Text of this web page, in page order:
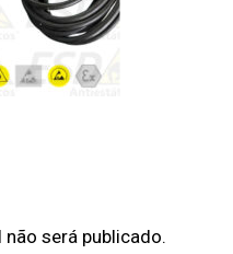
será publicado.